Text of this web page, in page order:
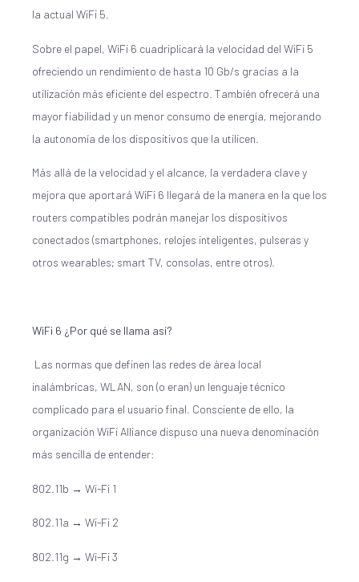
la actual WiFi 5.
Sobre el papel, WiFi 6 cuadriplicará la velocidad del WiFi 5
ofreciendo un rendimiento de hasta 10 Gb/s gracias a la
utilización más eficiente del espectro. También ofrecerá una
mayor fiabilidad y un menor consumo de energía, mejorando
la autonomía de los dispositivos que la utilicen.
Más allá de la velocidad y el alcance, la verdadera clave y
mejora que aportará WiFi 6 llegará de la manera en la que los
routers compatibles podrán manejar los dispositivos
conectados (smartphones, relojes inteligentes, pulseras y
otros wearables; smart TV, consolas, entre otros).
WiFi 6 ¿Por qué se llama así?
Las normas que definen las redes de área local
inalámbricas, WLAN, son (o eran) un lenguaje técnico
complicado para el usuario final. Consciente de ello, la
organización WiFi Alliance dispuso una nueva denominación
más sencilla de entender:
802.11b → Wi-Fi 1
802.11a → Wi-Fi 2
802.11g → Wi-Fi 3